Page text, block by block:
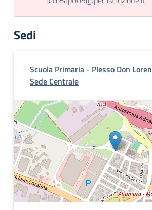
Sedi
Scuola Primaria - Plesso Don
Sede Centrale